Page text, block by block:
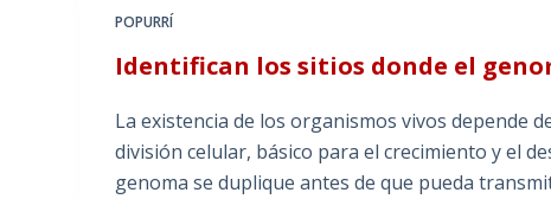
POPURRÍ
Identifican los sitios donde el
La existencia de los organismos vivos depende
división celular, básico para el crecimiento y el
genoma se duplique antes de que pueda